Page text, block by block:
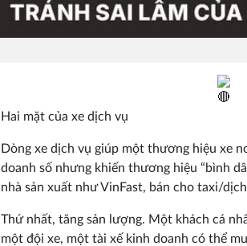
Hai mặt của xe dịch vụ
Dòng xe dịch vụ giúp một thương hiệu xe
doanh số nhưng khiến thương hiệu “bình
nhà sản xuất như VinFast, bán cho taxi/
Thứ nhất, tăng sản lượng. Một khách cá
một đội xe, một tài xế kinh doanh có thể